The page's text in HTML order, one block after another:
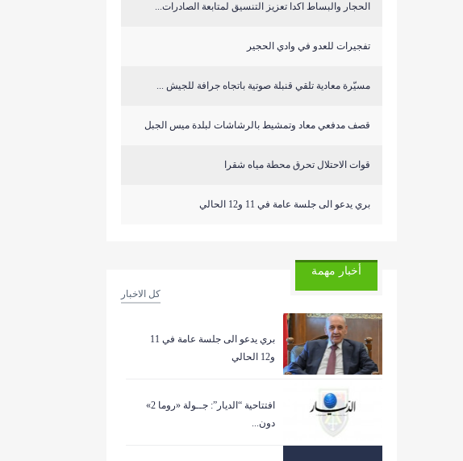
الحجار والبساط اكدا تعزيز التنسيق لمتابعة الصادرات...
تفجيرات للعدو في وادي الحجير
مسيّرة معادية تلقي قنبلة صوتية باتجاه جرافة للجيش ...
قصف مدفعي معاد وتمشيط بالرشاشات لبلدة ميس الجبل
قوات الاحتلال تحرق محطة مياه شقرا
بري يدعو الى جلسة عامة في 11 و12 الحالي
أخبار مهمة
كل الاخبار
بري يدعو الى جلسة عامة في 11
و12 الحالي
افتتاحية “الديار”: جــولة «روما 2»
دون...